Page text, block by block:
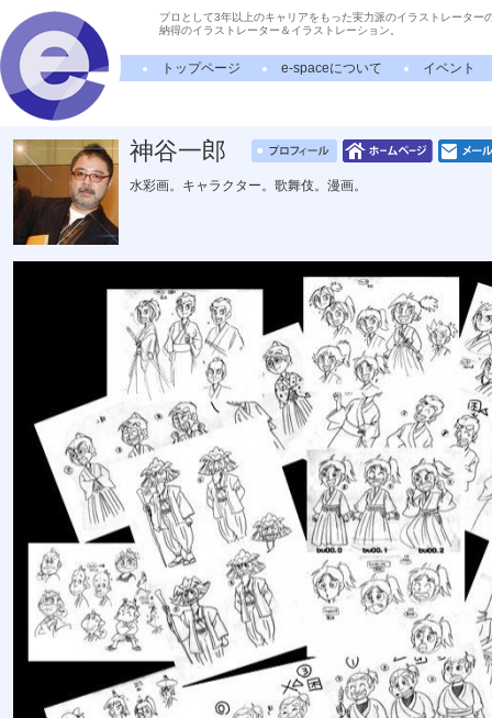
プロとして3年以上のキャリアをもった実力派のイラストレーター
納得のイラストレーター＆イラストレーション。
トップページ e-spaceについて イベント
神谷一郎
水彩画。キャラクター。歌舞伎。漫画。